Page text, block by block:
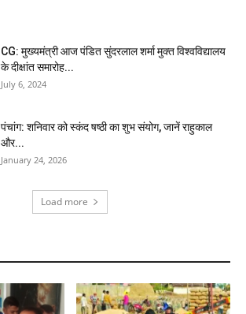
CG: मुख्यमंत्री आज पंडित सुंदरलाल शर्मा मुक्त विश्वविद्यालय
के दीक्षांत समारोह...
July 6, 2024
पंचांग: शनिवार को स्कंद षष्ठी का शुभ संयोग, जानें राहुकाल
और...
January 24, 2026
Load more